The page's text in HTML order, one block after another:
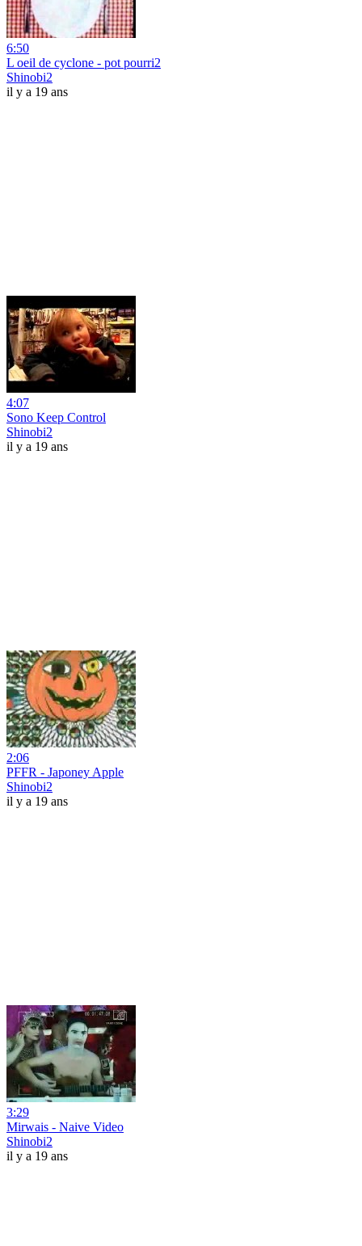
6:50
L oeil de cyclone - pot pourri2
Shinobi2
il y a 19 ans
4:07
Sono Keep Control
Shinobi2
il y a 19 ans
2:06
PFFR - Japoney Apple
Shinobi2
il y a 19 ans
3:29
Mirwais - Naive Video
Shinobi2
il y a 19 ans